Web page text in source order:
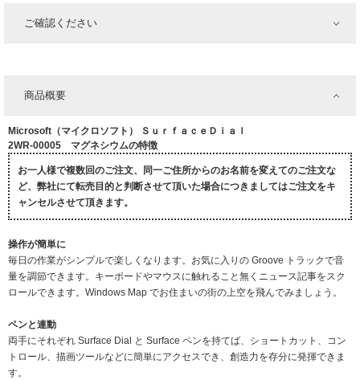
ご確認ください
商品概要
Microsoft（マイクロソフト） ＳｕｒｆａｃｅＤｉａｌ
2WR-00005 マグネシウムの特徴
お一人様で複数回のご注文、同一ご住所からのお名前を変えてのご注文な
ど、弊社にて転売目的と判断させて頂いた場合につきましてはご注文をキ
ャンセルさせて頂きます。
操作が簡単に
毎日の作業がシンプルで楽しくなります。お気に入りの Groove トラックで音
量を調節できます。キーボードやマウスに触れること無くニュース記事をスク
ロールできます。Windows Map でお住まいの街の上空を飛んでみましょう。
ペンと連動
両手にそれぞれ Surface Dial と Surface ペンを持てば、ショートカット、コン
トロール、描画ツールなどに簡単にアクセスでき、創造力を存分に発揮できま
す。